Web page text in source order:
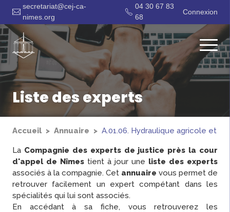
secretariat@cej-ca-
nimes.org
04 30 67 83
68
Connexion
Liste des experts
Accueil Annuaire A.01.06. Hydraulique agricole et
La Compagnie des experts de justice près la cour
d'appel de Nîmes tient à jour une liste des experts
associés à la compagnie. Cet annuaire vous permet de
retrouver facilement un expert compétant dans les
spécialités qui lui sont associés.
En accédant à sa fiche, vous retrouverez les